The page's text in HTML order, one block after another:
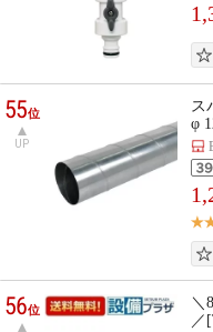
55位
UP
ス
φ
56位
＼
／